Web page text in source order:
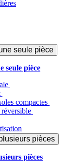
seule pièce
seule pièce
compactes
pièces
pièces